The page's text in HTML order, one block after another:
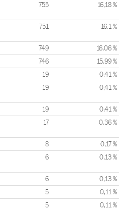
755 16,18 %
751 16,1 %
749 16,06 %
746 15,99 %
19 0,41 %
19 0,41 %
19 0,41 %
17 0,36 %
8 0,17 %
6 0,13 %
6 0,13 %
5 0,11 %
5 0,11 %